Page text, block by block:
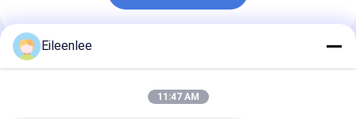
추천된 제품
Eileenlee
11:47 AM